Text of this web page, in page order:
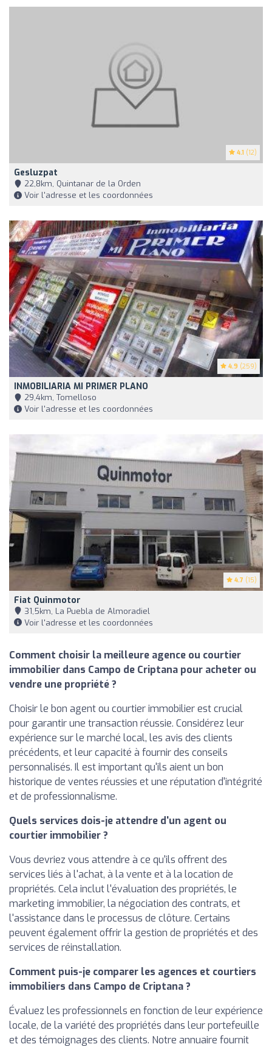
4.1 (12)
Gesluzpat
22,8km, Quintanar de la Orden
Voir l'adresse et les coordonnées
4.9 (259)
INMOBILIARIA MI PRIMER PLANO
29,4km, Tomelloso
Voir l'adresse et les coordonnées
4.7 (15)
Fiat Quinmotor
31,5km, La Puebla de Almoradiel
Voir l'adresse et les coordonnées
Comment choisir la meilleure agence ou courtier
immobilier dans Campo de Criptana pour acheter ou
vendre une propriété ?
Choisir le bon agent ou courtier immobilier est crucial
pour garantir une transaction réussie. Considérez leur
expérience sur le marché local, les avis des clients
précédents, et leur capacité à fournir des conseils
personnalisés. Il est important qu'ils aient un bon
historique de ventes réussies et une réputation d'intégrité
et de professionnalisme.
Quels services dois-je attendre d'un agent ou
courtier immobilier ?
Vous devriez vous attendre à ce qu'ils offrent des
services liés à l'achat, à la vente et à la location de
propriétés. Cela inclut l'évaluation des propriétés, le
marketing immobilier, la négociation des contrats, et
l'assistance dans le processus de clôture. Certains
peuvent également offrir la gestion de propriétés et des
services de réinstallation.
Comment puis-je comparer les agences et courtiers
immobiliers dans Campo de Criptana ?
Évaluez les professionnels en fonction de leur expérience
locale, de la variété des propriétés dans leur portefeuille
et des témoignages des clients. Notre annuaire fournit